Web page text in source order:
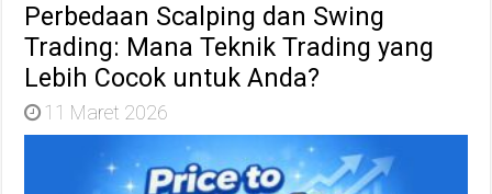
Perbedaan Scalping dan Swing
Trading: Mana Teknik Trading yang
Lebih Cocok untuk Anda?
11 Maret 2026